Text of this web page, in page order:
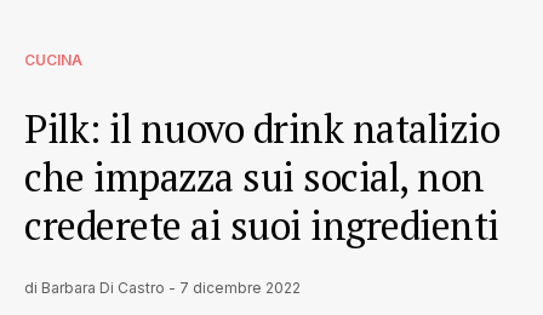
CUCINA
Pilk: il nuovo drink natalizio
che impazza sui social, non
crederete ai suoi ingredienti
di Barbara Di Castro - 7 dicembre 2022